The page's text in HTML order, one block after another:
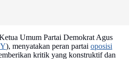
Umum Partai Demokrat Agus
), menyatakan peran partai oposisi
kritik yang konstruktif dan